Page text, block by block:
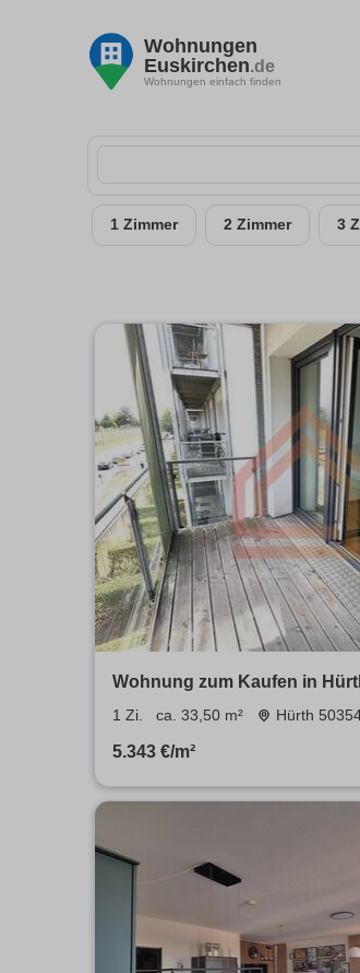
Wohnungen
Euskirchen.de
Wohnungen einfach finden
1 Zimmer 2 Zimmer 3
Wohnung zum Kaufen in
m²
1 Zi. ca. 33,50 m² Hürth
5.343 €/m²